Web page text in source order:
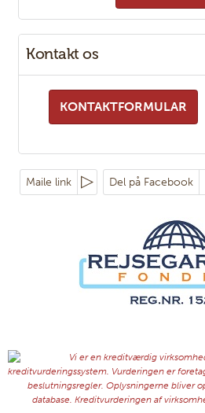
Kontakt os
KONTAKTFORMULAR
Maile link Del på Facebook
Følg os på